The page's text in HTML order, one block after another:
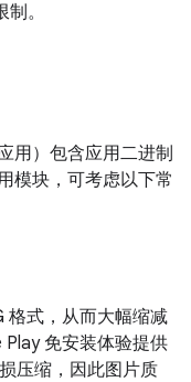
制。
用）包含应用二进制
模块，可考虑以下常
格式，从而大幅缩减
免安装体验提供
压缩，因此图片质